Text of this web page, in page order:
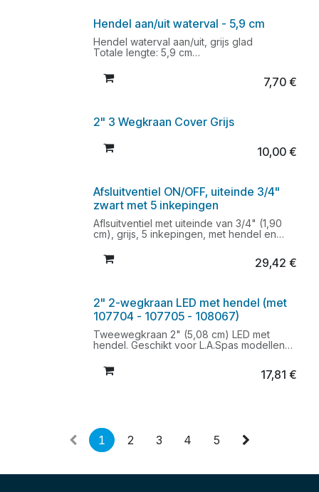
Hendel aan/uit waterval - 5,9 cm
Hendel waterval aan/uit, grijs glad
Totale lengte: 5,9 cm
Geschikt voor de oudere L.A.Spas
modellen
7,70€
2" 3 Wegkraan Cover Grijs
10,00€
Afsluitventiel ON/OFF, uiteinde 3/4"
zwart met 5 inkepingen
Aflsuitventiel met uiteinde van 3/4" (1,90
cm), grijs, 5 inkepingen, met hendel en
L.A.Spas modellen.Hendel ook apart
verkrijgbaar art. 5PL-35163H
29,42 €
2" 2-wegkraan LED met hendel (met
107704 - 107705 - 108067)
Tweewegkraan 2" (5,08 cm) LED met
hendel. Geschikt voor L.A.Spas modellen
art. 107704, 107705, 108067
17,81 €
1 2 3 4 5